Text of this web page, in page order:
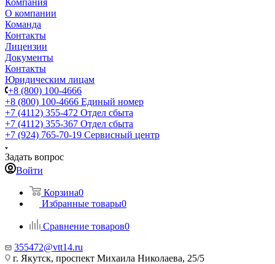
Компания
О компании
Команда
Контакты
Лицензии
Документы
Контакты
Юридическим лицам
+8 (800) 100-4666
+8 (800) 100-4666 Единый номер
+7 (4112) 355-472 Отдел сбыта
+7 (4112) 355-367 Отдел сбыта
+7 (924) 765-70-19 Сервисный центр
Задать вопрос
Войти
Корзина0
Избранные товары0
Сравнение товаров0
355472@vtt14.ru
г. Якутск, проспект Михаила Николаева, 25/5